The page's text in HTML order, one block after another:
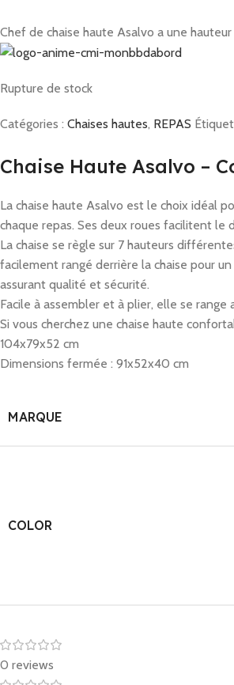
Chef de chaise haute Asalvo a une
Rupture de stock
Catégories : Chaises hautes, REPAS
Chaise Haute Asalvo –
La chaise haute Asalvo est le choix idéal
chaque repas. Ses deux roues facilitent
La chaise se règle sur 7 hauteurs
facilement rangé derrière la chaise pour
assurant qualité et sécurité.
Facile à assembler et à plier, elle se range
Si vous cherchez une chaise haute
104x79x52 cm
Dimensions fermée : 91x52x40 cm
MARQUE
COLOR
0 reviews